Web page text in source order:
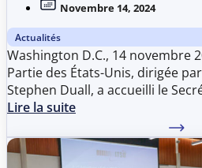
Novembre 14, 2024
Actualités
Washington D.C., 14 novembre
Partie des États-Unis, dirigée
Stephen Duall, a accueilli le
de la Federal Communications
les discussions sur la mise en
l’AP-41.
Lire la suite